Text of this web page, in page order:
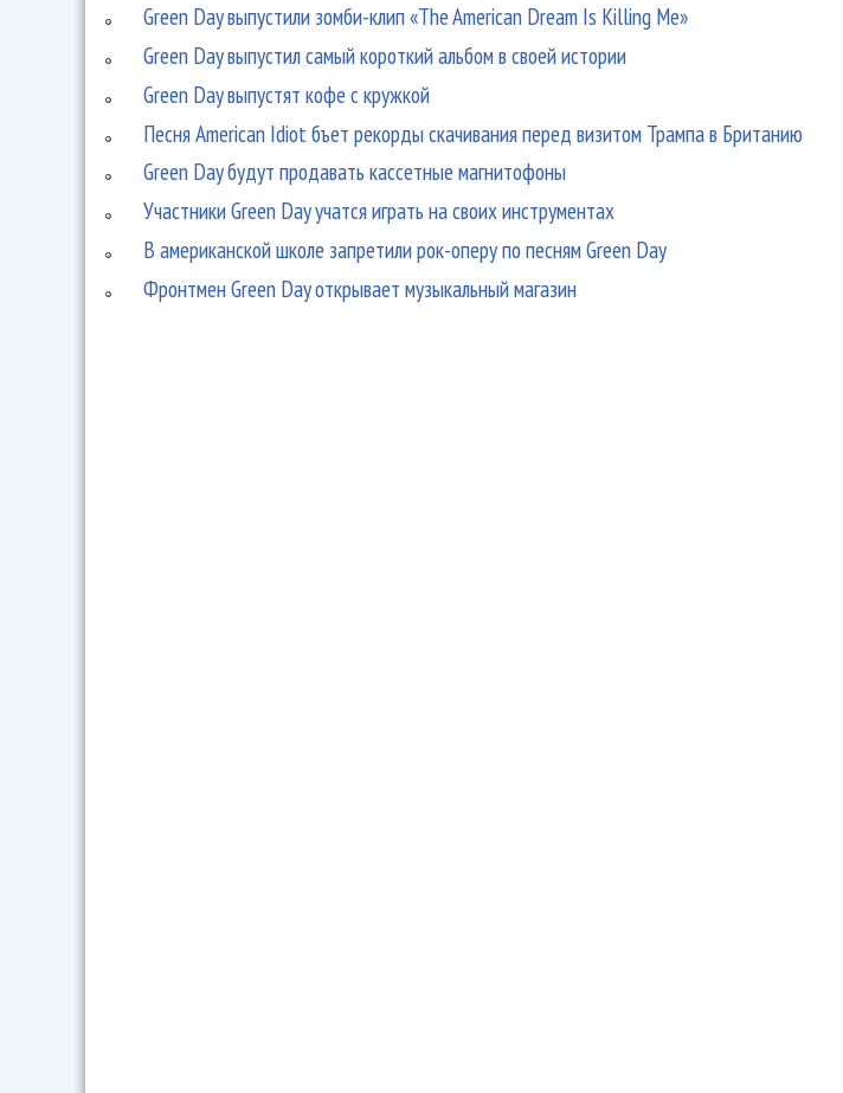
Green Day выпустили зомби-клип «The American Dream Is Killing Me»
Green Day выпустил самый короткий альбом в своей истории
Green Day выпустят кофе с кружкой
Песня American Idiot бъет рекорды скачивания перед визитом Трампа в Британию
Green Day будут продавать кассетные магнитофоны
Участники Green Day учатся играть на своих инструментах
В американской школе запретили рок-оперу по песням Green Day
Фронтмен Green Day открывает музыкальный магазин